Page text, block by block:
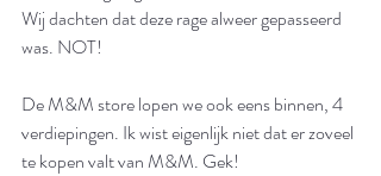
Wij dachten dat deze rage alweer gepasseerd
was. NOT!
De M&M store lopen we ook eens binnen, 4
verdiepingen. Ik wist eigenlijk niet dat er zoveel
te kopen valt van M&M. Gek!